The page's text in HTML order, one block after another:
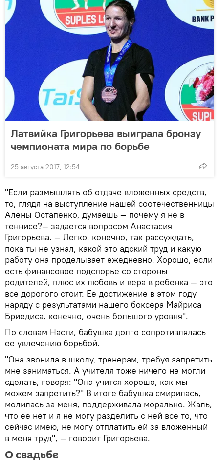
Латвийка Григорьева выиграла бронзу
чемпионата мира по борьбе
25 августа 2017, 12:54
"Если размышлять об отдаче вложенных средств,
то, глядя на выступление нашей соотечественницы
Алены Остапенко, думаешь — почему я не в
теннисе?— задается вопросом Анастасия
Григорьева. — Легко, конечно, так рассуждать,
пока ты не узнал, какой это адский труд и какую
работу она проделывает ежедневно. Хорошо, если
есть финансовое подспорье со стороны
родителей, плюс их любовь и вера в ребенка — это
все дорогого стоит. Ее достижение в этом году
наряду с результатами нашего боксера Майриса
Бриедиса, конечно, очень большого уровня".
По словам Насти, бабушка долго сопротивлялась
ее увлечению борьбой.
"Она звонила в школу, тренерам, требуя запретить
мне заниматься. А учителя тоже ничего не могли
сделать, говоря: "Она учится хорошо, как мы
можем запретить?" В итоге бабушка смирилась,
молилась за меня, поддерживала морально. Жаль,
что ее нет и я не могу разделить с ней все то, что
сейчас имею, не могу отплатить ей за вложенный
в меня труд", — говорит Григорьева.
О свадьбе